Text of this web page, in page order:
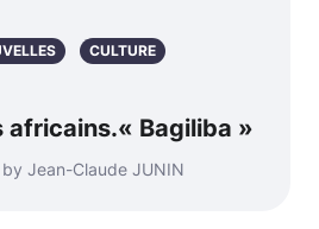
CULTURE
africains.« Bagiliba »
Jean-Claude JUNIN